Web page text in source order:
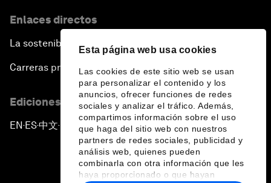
Esta página web usa cookies
Las cookies de este sitio web se usan
para personalizar el contenido y los
anuncios, ofrecer funciones de redes
sociales y analizar el tráfico. Además,
compartimos información sobre el uso
que haga del sitio web con nuestros
partners de redes sociales, publicidad y
análisis web, quienes pueden
combinarla con otra información que les
haya proporcionado o que hayan
Enlaces directos
La sostenibilidad en el Foro
Carreras profesionales
Ediciones en otros idiomas
EN ▪ES▪中文▪ 日本語